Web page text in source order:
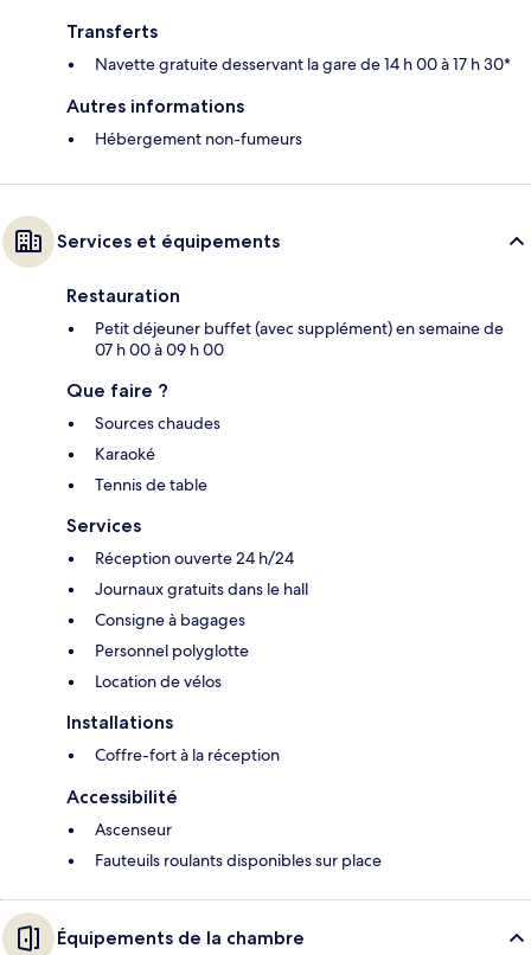
Transferts
Navette gratuite desservant la gare de 14 h 00 à 17 h 30*
Autres informations
Hébergement non-fumeurs
Services et équipements
Restauration
Petit déjeuner buffet (avec supplément) en semaine de
07 h 00 à 09 h 00
Que faire ?
Sources chaudes
Karaoké
Tennis de table
Services
Réception ouverte 24 h/24
Journaux gratuits dans le hall
Consigne à bagages
Personnel polyglotte
Location de vélos
Installations
Coffre-fort à la réception
Accessibilité
Ascenseur
Fauteuils roulants disponibles sur place
Équipements de la chambre